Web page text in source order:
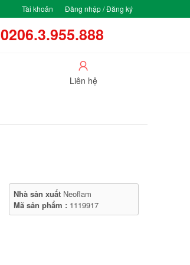
Tài khoản Đăng nhập / Đăng ký
0206.3.955.888
Liên hệ
Nhà sản xuất Neoflam
Mã sản phẩm : 1119917